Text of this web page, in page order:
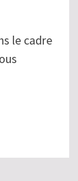
le cadre